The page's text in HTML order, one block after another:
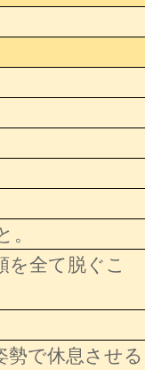
。
全て脱ぐこ
勢で休息させる